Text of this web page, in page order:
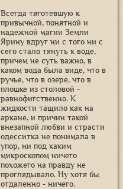
Всегда тяготевшую к
привычной, понятной и
надежной магии Земли
Ярину вдруг ни с того ни с
сего стало тянуть к воде,
причем не суть важно, в
каком вода была виде, что в
ручье, что в озере, что в
плошке из столовой -
равнофигственно. К
жидкости тащило как на
аркане, и причин такой
внезапной любви и страсти
одесситка не понимала в
упор, ни под каким
микроскопом ничего
похожего на правду не
проглядывало. Ну хотя бы
отдаленно - ничего.